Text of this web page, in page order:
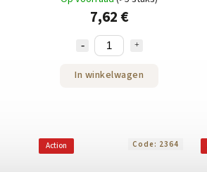
7,62 €
In winkelwagen
Action Code: 2364